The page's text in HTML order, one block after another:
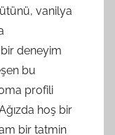
vanilya
deneyim
bu
profili
hoş bir
bir tatmin